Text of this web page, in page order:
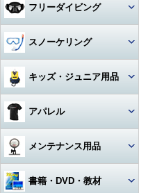
レギンス
ボートコート
レギュレターバッグ
フィンバッグ
スーツバッグ
その他
バッグアクセサリー・パーツ・
その他
他
コイルランヤード
カラビナ・フック
カレントフック
その他
ストラップ
ホース・ゲージ・オクトパスホ
ルダー
スレート
指示棒
ベル・シェーカー
マスク曇り止め
トランシーバー・水中通話装置
ハロゲン・その他
ライトアクセサリー・パーツ
ベルトタイプ
ベストタイプ
アンクルウェイト
ソフトウェイト
ウェイトベルトアクセサリー・
その他
フロート・シグナルブイ
ケミカルライト・スティックラ
ライフジャケット
アクセサリー・その他
フリーダイビング
マスク
スノーケル
フリーダイビングコンピュータ
ー
アクセサリー・その他
スノーケリング
セット
マスク・スノーケル
フィン・ブーツ・グローブ
アクセサリー・その他
キッズ・ジュニア用品
ウェット・ウェア・ラッシュ
その他・アクセサリー
アパレル
Tシャツ
パーカー
メンテナンス用品
グリス・オイル
書籍・DVD・教材